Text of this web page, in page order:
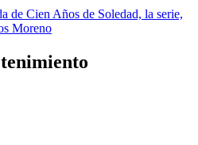
de Cien Años de Soledad, la serie,
Moreno